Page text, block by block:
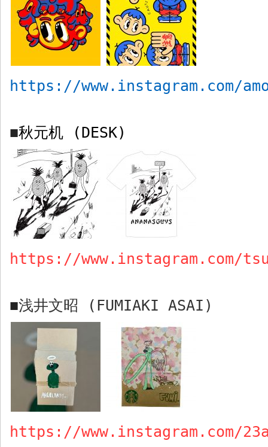
https://www.instagram.com/
■秋元机 (DESK)
https://www.instagram.com/
■浅井文昭 (FUMIAKI ASAI)
https://www.instagram.com/